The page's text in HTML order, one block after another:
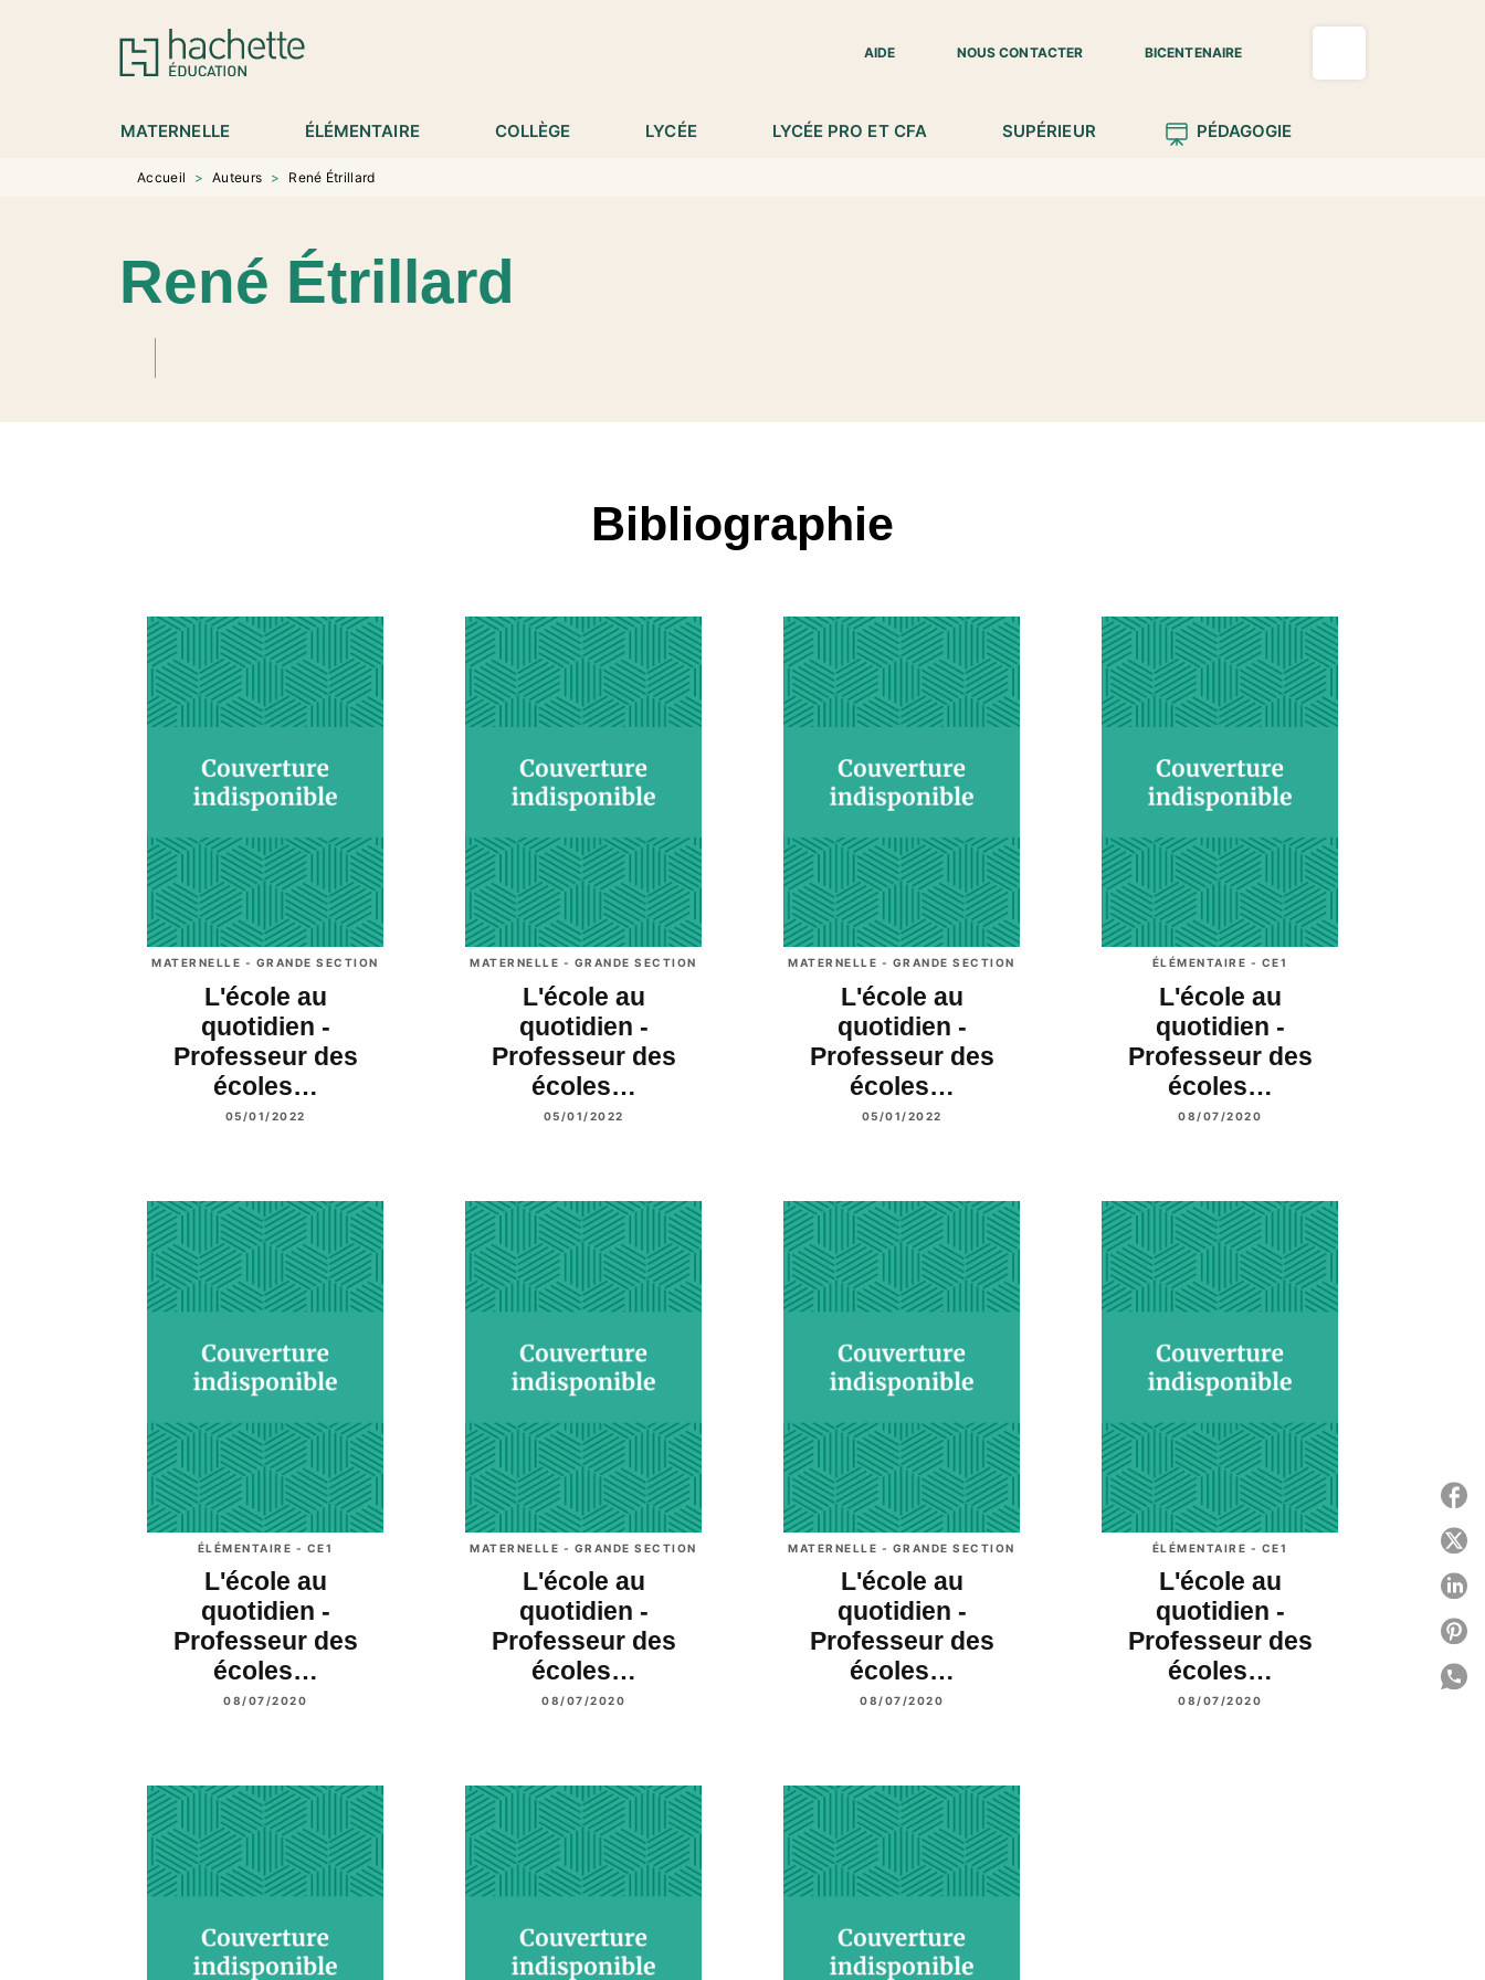
MENU RECHERCHE
AIDE
NOUS CONTACTER BICENTENAIRE
MATERNELLE ÉLÉMENTAIRE COLLÈGE LYCÉE LYCÉE PRO ET CFA SUPÉRIEUR PÉDAGOGIE
Accueil > Auteurs > René Étrillard
René Étrillard
Bibliographie
MATERNELLE - GRANDE SECTION
L'école au
quotidien -
Professeur des
écoles…
05/01/2022
MATERNELLE - GRANDE SECTION
L'école au
quotidien -
Professeur des
écoles…
05/01/2022
MATERNELLE - GRANDE SECTION
L'école au
quotidien -
Professeur des
écoles…
05/01/2022
ÉLÉMENTAIRE - CE1
L'école au
quotidien -
Professeur des
écoles…
08/07/2020
ÉLÉMENTAIRE - CE1
L'école au
quotidien -
Professeur des
écoles…
08/07/2020
MATERNELLE - GRANDE SECTION
L'école au
quotidien -
Professeur des
écoles…
08/07/2020
MATERNELLE - GRANDE SECTION
L'école au
quotidien -
Professeur des
écoles…
08/07/2020
ÉLÉMENTAIRE - CE1
L'école au
quotidien -
Professeur des
écoles…
08/07/2020